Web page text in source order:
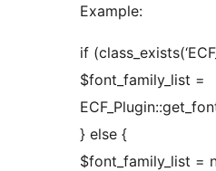
Example:
if
$font_family_list =
} else {
$font_family_list =